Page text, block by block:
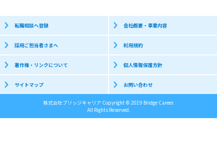
転職相談へ登録 会社概要・事業内容
採用ご担当者さまへ 利用規約
著作権・リンクについて 個人情報保護方針
サイトマップ お問い合わせ
株式会社ブリッジキャリア Copyright © 2019 Bridge Career.
All Rights Reserved.